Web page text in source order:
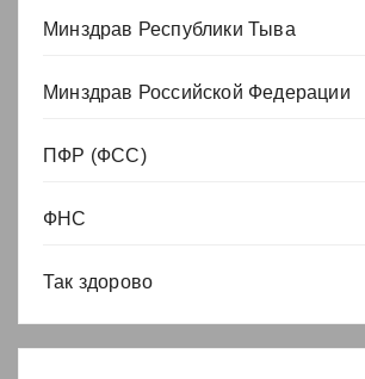
Минздрав Республики Тыва
Минздрав Российской Федерации
ПФР (ФСС)
ФНС
Так здорово